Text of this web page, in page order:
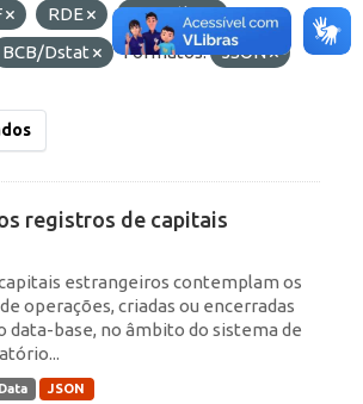
RDE
Portfólio
BCB/Dstat Formatos:
JSON
registros de capitais
estrangeiros contemplam os
operações, criadas ou encerradas
data-base, no âmbito do sistema de
JSON